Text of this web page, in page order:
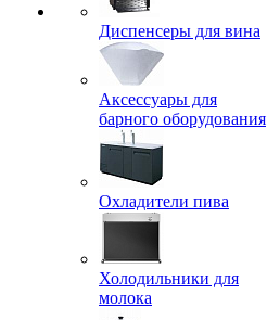
Диспенсеры для вина
Аксессуары для
барного оборудования
Охладители пива
Холодильники для
молока